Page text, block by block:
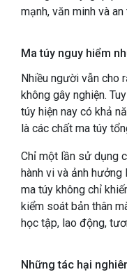
mạnh, văn minh và an
Ma túy nguy hiểm
Nhiều người vẫn cho
không gây nghiện.
túy hiện nay có khả
là các chất ma túy
Chỉ một lần sử dụng
hành vi và ảnh
ma túy không chỉ
kiểm soát bản thân
học tập, lao động,
Những tác hại